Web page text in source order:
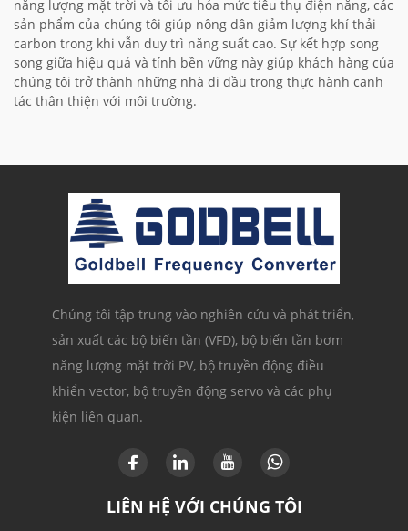
năng lượng mặt trời và tối ưu hóa mức tiêu thụ điện năng, các
sản phẩm của chúng tôi giúp nông dân giảm lượng khí thải
carbon trong khi vẫn duy trì năng suất cao. Sự kết hợp song
song giữa hiệu quả và tính bền vững này giúp khách hàng của
chúng tôi trở thành những nhà đi đầu trong thực hành canh
tác thân thiện với môi trường.
Chúng tôi tập trung vào nghiên cứu và phát triển,
sản xuất các bộ biến tần (VFD), bộ biến tần bơm
năng lượng mặt trời PV, bộ truyền động điều
khiển vector, bộ truyền động servo và các phụ
kiện liên quan.
LIÊN HỆ VỚI CHÚNG TÔI